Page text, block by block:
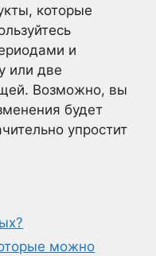
которые
и
или две
Возможно, вы
будет
упростит
можно